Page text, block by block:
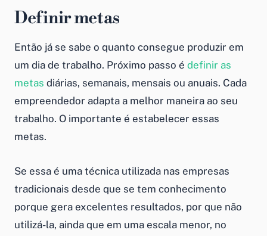
Definir metas
Então já se sabe o quanto consegue produzir em
um dia de trabalho. Próximo passo é definir as
metas diárias, semanais, mensais ou anuais. Cada
empreendedor adapta a melhor maneira ao seu
trabalho. O importante é estabelecer essas
metas.
Se essa é uma técnica utilizada nas empresas
tradicionais desde que se tem conhecimento
porque gera excelentes resultados, por que não
utilizá-la, ainda que em uma escala menor, no